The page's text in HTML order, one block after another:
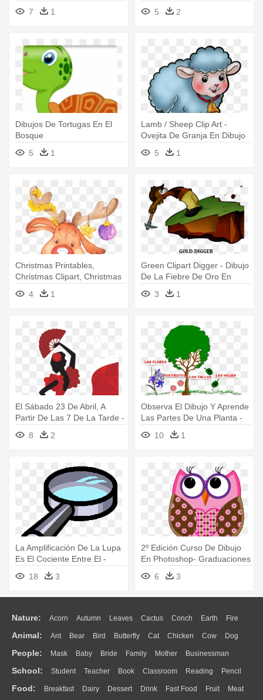
7
1
Rh Deviantart - Dibujos
Animados De La Autoestima
5 2
Dibujos De Tortugas En El
Bosque
5
1
Lamb / Sheep Clip Art -
Ovejita De Granja En Dibujo
Animado
5 1
Christmas Printables,
Christmas Clipart, Christmas
- Navidad De La Niña Dibujo
Modelo Animado
4 1
Green Clipart Digger - Dibujo
De La Fiebre De Oro En
California
3 1
El Sábado 23 De Abril, A
Partir De Las 7 De La Tarde -
Feria De Abril Dibujos
8 2
Observa El Dibujo Y Aprende
Las Partes De Una Planta -
Partes De Una Planta En
Ingles Y Español
10 1
La Amplificación De La Lupa
Es El Cociente Entre El -
Dibujo De Una Lupa
18 3
2º Edición Curso De Dibujo
En Photoshop- Graduaciones
- Buhos Lindos Animados
6 3
Nature: Acorn Autumn Leaves Cactus Conch Earth Fire
Flame Glaciers Grass Lightning Moon Sunrise Mountain
Water Bush Cloud Drop Forest
Animal: Ant Bear Bird Butterfly Cat Chicken Cow Dog
Duck Eagle Elephant Fish Frog Honey Bee Insect Lion
Monkey Mouse Pig Penguin Tiger Turkey Wolf
People: Mask Baby Bride Family Mother Businessman
Doctor Ear Eyes Walking Home Hair Girl Boy Father
Mouth Face Finger Hand
School: Student Teacher Book Classroom Reading Pencil
Education School Bus Map Knowledge Library Science
Food: Breakfast Dairy Dessert Drink Fast Food Fruit Meat